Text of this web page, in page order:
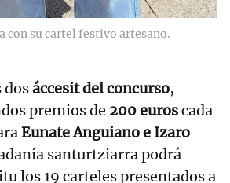
con su cartel festivo artesano.
dosáccesit del concurso,
premios de 200 euroscada
Eunate Anguiano e Izaro
santurtziarra podrá
los 19 carteles presentados a